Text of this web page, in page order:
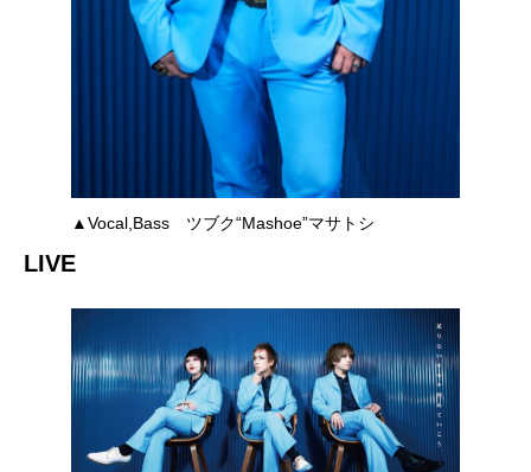
▲Vocal,Bass ツブク“Mashoe”マサトシ
LIVE